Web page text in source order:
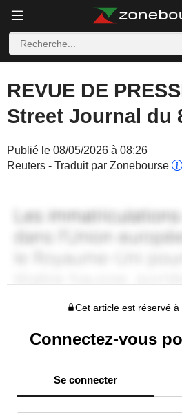
REVUE DE
Street Journal du
Publié le 08/05/2026 à 08:26
Reuters - Traduit par Zonebourse
Cet article est réservé
Connectez-vous
Se connecter